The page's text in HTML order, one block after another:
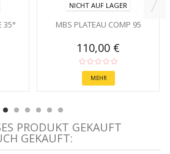
35°
NICHT AUF LAGER
MBS PLATEAU COMP 95
110,00 €
MEHR
PRODUKT GEKAUFT
GEKAUFT: